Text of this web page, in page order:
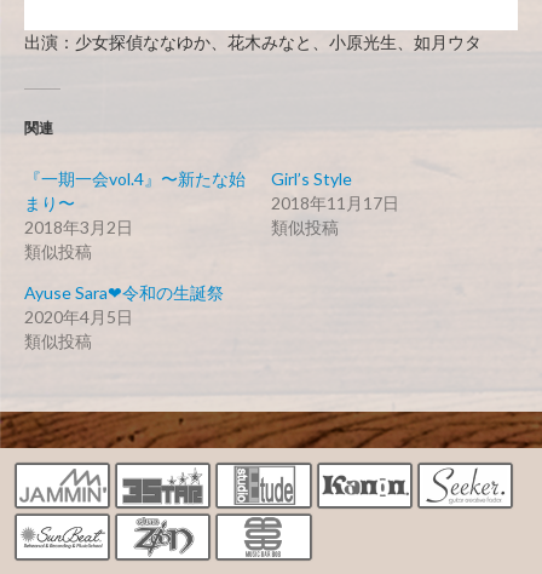
出演：少女探偵ななゆか、花木みなと、小原光生、如月ウタ
関連
『一期一会vol.4』〜新たな始
まり〜
2018年3月2日
類似投稿
Girl’s Style
2018年11月17日
類似投稿
Ayuse Sara❤︎令和の生誕祭
2020年4月5日
類似投稿